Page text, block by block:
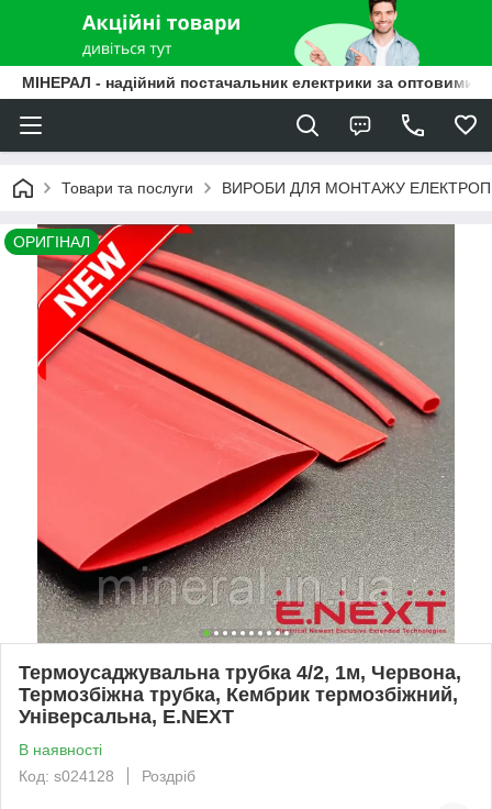
МІНЕРАЛ - надійний постачальник електрики за оптовими
Товари та послуги ВИРОБИ ДЛЯ МОНТАЖУ
ОРИГІНАЛ
Термоусаджувальна трубка 4/2, 1м, Червона,
Термозбіжна трубка, Кембрик термозбіжний,
Універсальна, E.NEXT
В наявності
Код: s024128
Роздріб